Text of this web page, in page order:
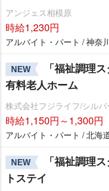
アンジェス相模原
時給1,230円
アルバイト・パート / 神奈
NEW
「福祉調理
有料老人ホーム
株式会社フジライフ/シル
時給1,150円～1,300円
アルバイト・パート / 北海
NEW
「福祉調理
トステイ